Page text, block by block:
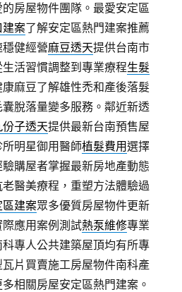
房屋物件團隊。最愛安定區
建案了解安定區熱門建案推薦
穩健經營麻豆透天提供台南市
活習慣調整到專業療程生髮
麻豆了解雄性禿和產後落髮
脫落量變多服務。鄰近新透
份子透天提供最新台南預售屋
明星御用醫師植髮費用選擇
購屋者掌握最新房地產動態
醫美療程，重塑方法體驗過
區建案眾多優質房屋物件更新
應用案例測試熱泵維修專業
專人公共建築屋頂均有所專
片買賣施工房屋物件南科產
多相關房屋安定區熱門建案。